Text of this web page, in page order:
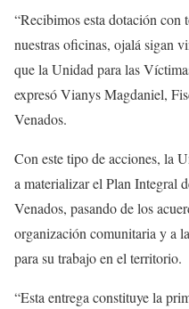
“Recibimos esta dotación con
nuestras oficinas, ojalá sigan
que la Unidad para las
expresó Vianys Magdaniel,
Venados.
Con este tipo de acciones, la
a materializar el Plan Integral
Venados, pasando de los
organización comunitaria y a
para su trabajo en el territorio.
“Esta entrega constituye la